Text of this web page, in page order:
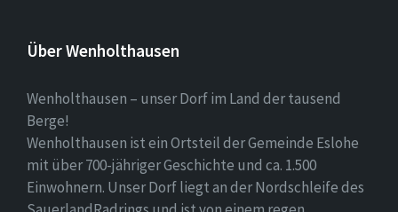
Über Wenholthausen
Wenholthausen – unser Dorf im Land der tausend
Berge!
Wenholthausen ist ein Ortsteil der Gemeinde Eslohe
mit über 700-jähriger Geschichte und ca. 1.500
Einwohnern. Unser Dorf liegt an der Nordschleife des